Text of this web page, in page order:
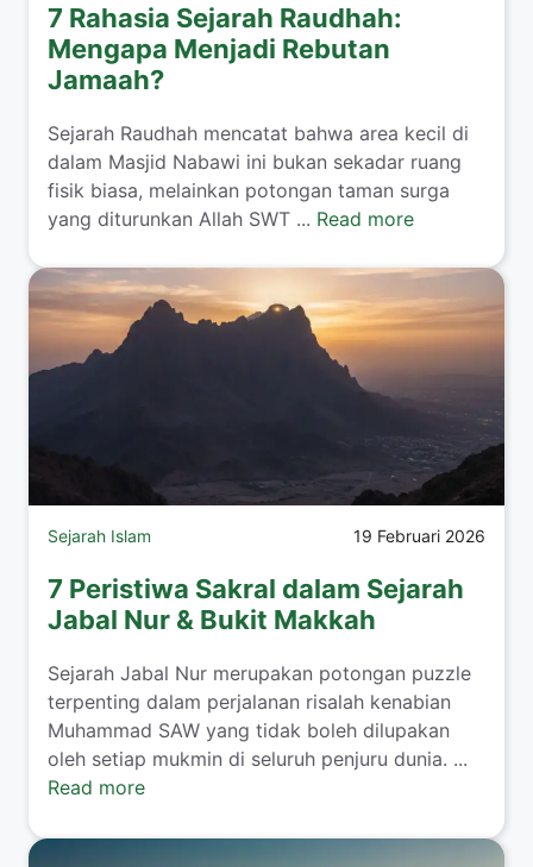
7 Rahasia Sejarah Raudhah:
Mengapa Menjadi Rebutan
Jamaah?
Sejarah Raudhah mencatat bahwa area kecil di
dalam Masjid Nabawi ini bukan sekadar ruang
fisik biasa, melainkan potongan taman surga
yang diturunkan Allah SWT ... Read more
Sejarah Islam 19 Februari 2026
7 Peristiwa Sakral dalam Sejarah
Jabal Nur & Bukit Makkah
Sejarah Jabal Nur merupakan potongan puzzle
terpenting dalam perjalanan risalah kenabian
Muhammad SAW yang tidak boleh dilupakan
oleh setiap mukmin di seluruh penjuru dunia. ...
Read more